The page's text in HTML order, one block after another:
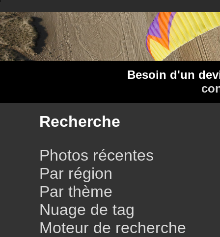
Besoin d'un
Recherche
Photos récentes
Par région
Par thème
Nuage de tag
Moteur de recherche